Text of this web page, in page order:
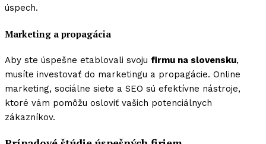
úspech.
Marketing a propagácia
Aby ste úspešne etablovali svoju firmu na slovensku,
musíte investovať do marketingu a propagácie. Online
marketing, sociálne siete a SEO sú efektívne nástroje,
ktoré vám pomôžu osloviť vašich potenciálnych
zákazníkov.